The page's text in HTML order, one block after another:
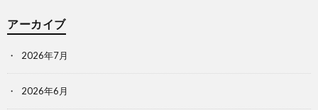
アーカイブ
2026年7月
2026年6月